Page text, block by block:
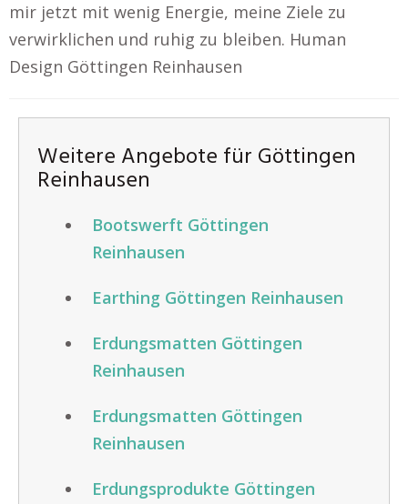
mir jetzt mit wenig Energie, meine Ziele zu
verwirklichen und ruhig zu bleiben. Human
Design Göttingen Reinhausen
Weitere Angebote für Göttingen
Reinhausen
Bootswerft Göttingen
Reinhausen
Earthing Göttingen Reinhausen
Erdungsmatten Göttingen
Reinhausen
Erdungsmatten Göttingen
Reinhausen
Erdungsprodukte Göttingen